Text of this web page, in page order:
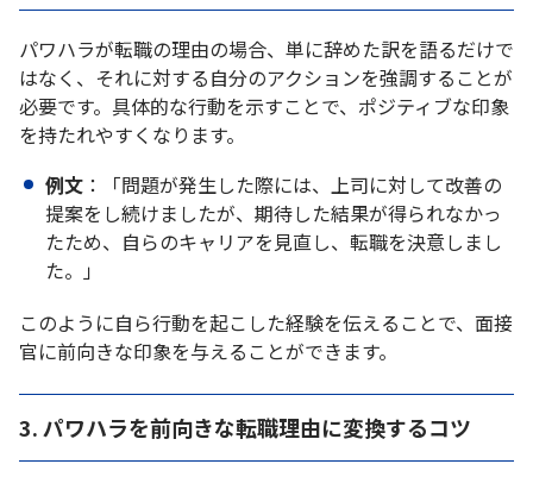
パワハラが転職の理由の場合、単に辞めた訳を語るだけで
はなく、それに対する自分のアクションを強調することが
必要です。具体的な行動を示すことで、ポジティブな印象
を持たれやすくなります。
例文 ：「問題が発生した際には、上司に対して改善の
提案をし続けましたが、期待した結果が得られなかっ
たため、自らのキャリアを見直し、転職を決意しまし
た。」
このように自ら行動を起こした経験を伝えることで、面接
官に前向きな印象を与えることができます。
3. パワハラを前向きな転職理由に変換するコツ